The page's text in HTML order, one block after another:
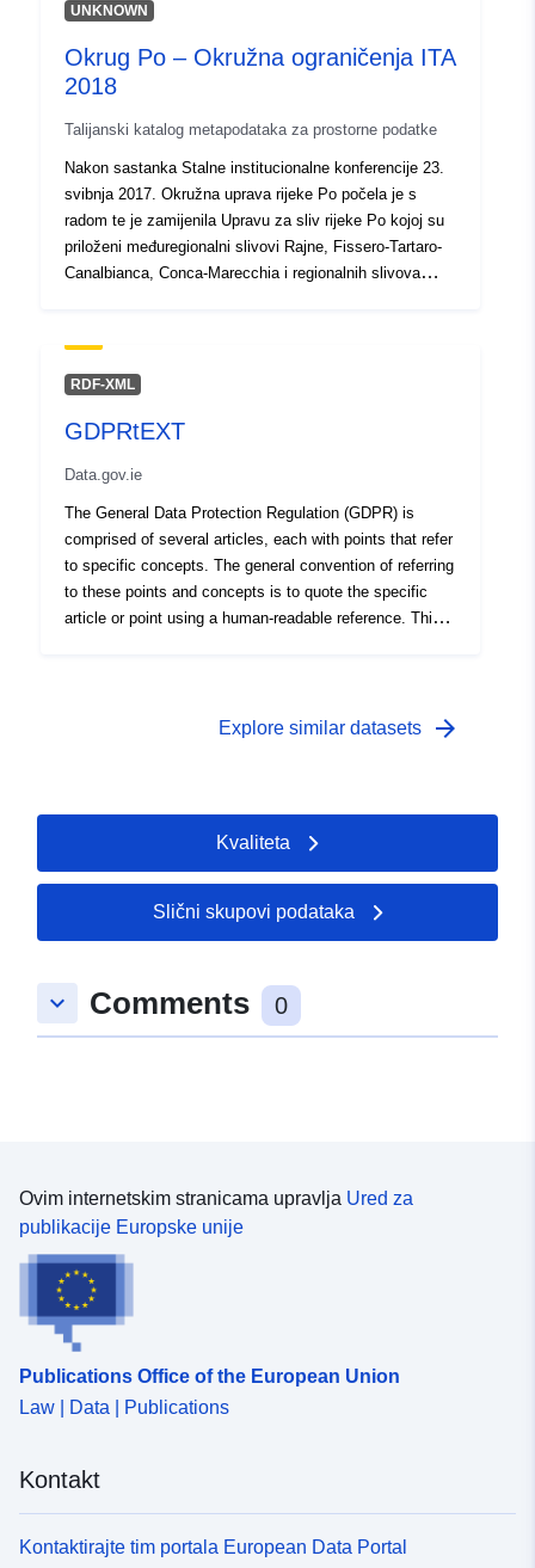
tāds baseins, kurš atrodas kontinenta iekšienē un nav
beznotekezeru. (https://geolatvija.lv/main?
geoProductId=169)
UNKNOWN
Okrug Po – Okružna ograničenja ITA
2018
Talijanski katalog metapodataka za prostorne podatke
Nakon sastanka Stalne institucionalne konferencije 23.
svibnja 2017. Okružna uprava rijeke Po počela je s
radom te je zamijenila Upravu za sliv rijeke Po kojoj su
priloženi međuregionalni slivovi Rajne, Fissero-Tartaro-
Canalbianca, Conca-Marecchia i regionalnih slivova
OKRUG ISTOČNIH ALPA OKRUG PADANO OKRUG
SICILIJA OKRUG JUŽNI APENNINES OKRUG
RDF-XML
GDPRtEXT
Data.gov.ie
The General Data Protection Regulation (GDPR) is
comprised of several articles, each with points that refer
to specific concepts. The general convention of referring
to these points and concepts is to quote the specific
article or point using a human-readable reference. This
defines the concepts relevant or defined by the GDPR
Explore similar datasets arrow_forward
Kvaliteta
Slični skupovi podataka
keyboard_arrow_down Comments 0
Ovim internetskim stranicama upravlja Ured za
publikacije Europske unije
Publications Office of the European Union
Law | Data | Publications
Kontakt
Kontaktirajte tim portala European Data Portal